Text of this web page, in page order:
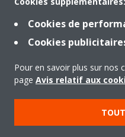
Outils
Politique de Protection des
Conditions de vente
Cookies de
Cookies
Pour en savoir plus sur nos
page Avis relatif aux